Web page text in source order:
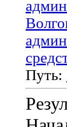
Путь: